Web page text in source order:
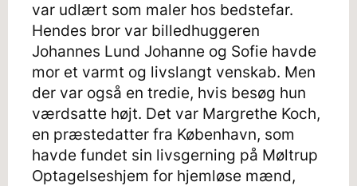
var udlært som maler hos bedstefar.
Hendes bror var billedhuggeren
Johannes Lund Johanne og Sofie havde
mor et varmt og livslangt venskab. Men
der var også en tredie, hvis besøg hun
værdsatte højt. Det var Margrethe Koch,
en præstedatter fra København, som
havde fundet sin livsgerning på Møltrup
Optagelseshjem for hjemløse mænd,